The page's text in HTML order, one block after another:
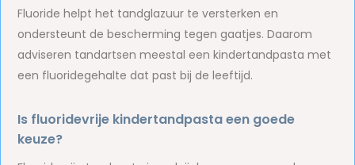
Fluoride helpt het tandglazuur te versterken en
ondersteunt de bescherming tegen gaatjes. Daarom
adviseren tandartsen meestal een kindertandpasta met
een fluoridegehalte dat past bij de leeftijd.
Is fluoridevrije kindertandpasta een goede
keuze?